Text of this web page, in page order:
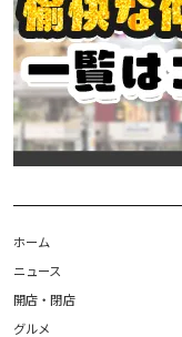
ホーム
ニュース
開店・閉店
グルメ